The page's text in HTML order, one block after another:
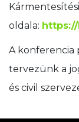
oldala:
A
tervezünk a
és civil